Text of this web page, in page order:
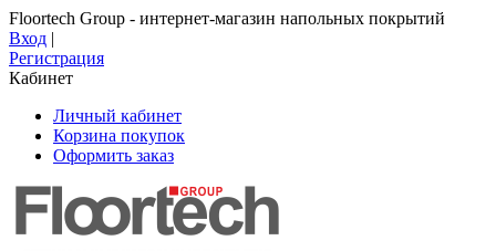
Floortech Group - интернет-магазин напольных покрытий
Вход |
Регистрация
Кабинет
Личный кабинет
Корзина покупок
Оформить заказ